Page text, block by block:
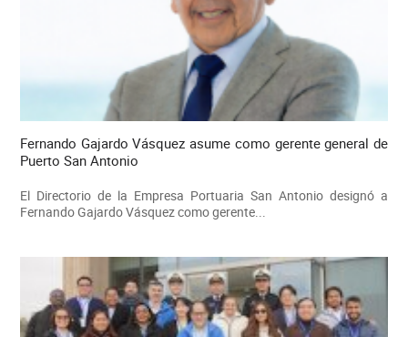
Fernando Gajardo Vásquez asume como gerente general de
Puerto San Antonio
El Directorio de la Empresa Portuaria San Antonio designó a
Fernando Gajardo Vásquez como gerente...